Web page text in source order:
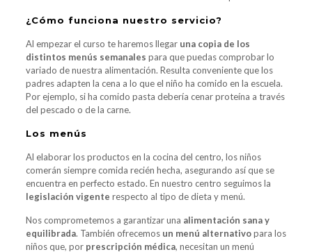
¿Cómo funciona nuestro servicio?
Al empezar el curso te haremos llegar una copia de los
distintos menús semanales para que puedas comprobar lo
variado de nuestra alimentación. Resulta conveniente que los
padres adapten la cena a lo que el niño ha comido en la escuela.
Por ejemplo, si ha comido pasta debería cenar proteína a través
del pescado o de la carne.
Los menús
Al elaborar los productos en la cocina del centro, los niños
comerán siempre comida recién hecha, asegurando así que se
encuentra en perfecto estado. En nuestro centro seguimos la
legislación vigente respecto al tipo de dieta y menú.
Nos comprometemos a garantizar una alimentación sana y
equilibrada. También ofrecemosun menú alternativopara los
niños que, por prescripción médica, necesitan un menú